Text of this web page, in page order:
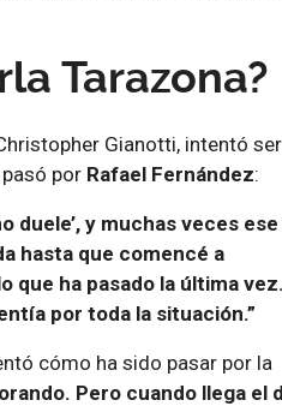
Tarazona?
Gianotti, intentó
por Rafael Fernández:
duele’, y muchas veces ese
hasta que comencé a
que ha pasado la última vez.
por toda la situación.”
cómo ha sido pasar por la
Pero cuando llega el